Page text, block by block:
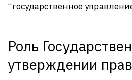
“государственное
Роль
утверждении